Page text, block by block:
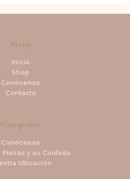
Menu
Inicio
Shop
Conócenos
Contacto
Categories
Conócenos
Piezas y su Cuidado
Ubicación